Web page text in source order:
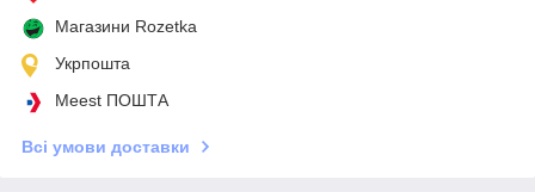
Магазини Rozetka
Укрпошта
Meest ПОШТА
Всі умови доставки